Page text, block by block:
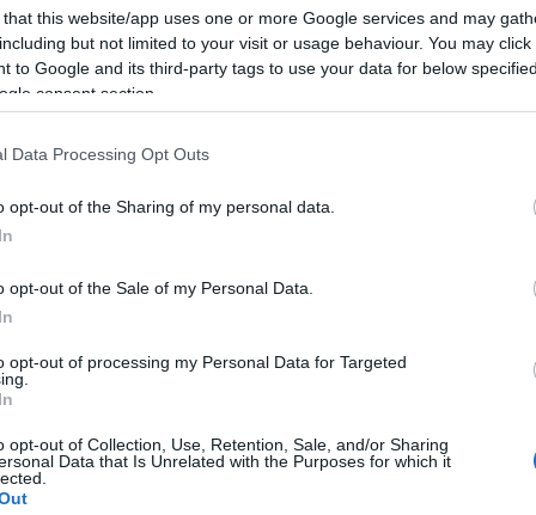
that this website/app uses one or more Google services and may
but not limited to your visit or usage behaviour. You may
to Google and its third-party tags to use your data for below
consent section.
Data Processing Opt Outs
opt-out of the Sharing of my personal data.
opt-out of the Sale of my Personal Data.
opt-out of processing my Personal Data for Targeted
opt-out of Collection, Use, Retention, Sale, and/or Sharing
Data that Is Unrelated with the Purposes for which it
A személyiségfejlesztés alapvető
jelentőséggel bír az egyén életében, mivel
közvetlen hatással van az önbizalomra, a
kapcsolatokra, a karrierre és az általános
életminőségre. Egy jól kiegyensúlyozott
személyiség segít abban, hogy az egyén képes
legyen adaptálni a változó körülményekhez,
pozitívan kommunikáljon másokkal, és
hatékonyan kezelje a stresszt.
mivel az egyén felismeri és kiaknázza saját
készségek fejlesztése elősegíti az egyértelmű